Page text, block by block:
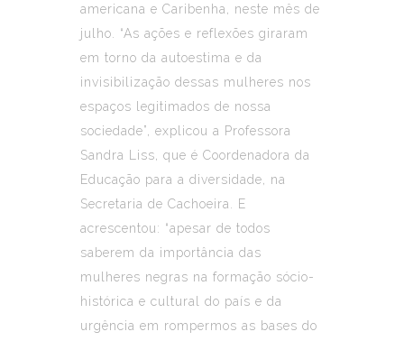
americana e Caribenha, neste mês de
julho. “As ações e reflexões giraram
em torno da autoestima e da
invisibilização dessas mulheres nos
espaços legitimados de nossa
sociedade”, explicou a Professora
Sandra Liss, que é Coordenadora da
Educação para a diversidade, na
Secretaria de Cachoeira. E
acrescentou: “apesar de todos
saberem da importância das
mulheres negras na formação sócio-
histórica e cultural do país e da
urgência em rompermos as bases do